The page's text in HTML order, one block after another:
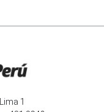
1